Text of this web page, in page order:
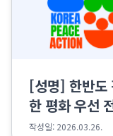
[성명] 한반도
한 평화 우선
에 촉구한다
작성일: 2026.03.26.